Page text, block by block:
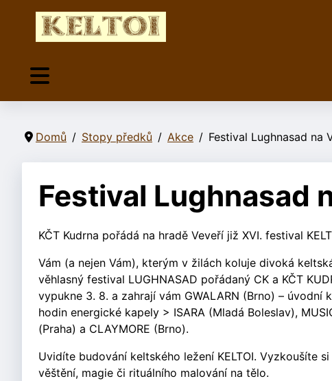
Domů Stopy předků Akce Festival Lughnasad na
Festival Lughnasad
KČT Kudrna pořádá na hradě Veveří již XVI. festival
Vám (a nejen Vám), kterým v žilách koluje divoká
věhlasný festival LUGHNASAD pořádaný CK a KČT
vypukne 3. 8. a zahrají vám GWALARN (Brno) –
hodin energické kapely > ISARA (Mladá Boleslav),
(Praha) a CLAYMORE (Brno).
Uvidíte budování keltského ležení KELTOI. Vyzkoušíte
věštění, magie či rituálního malování na tělo.